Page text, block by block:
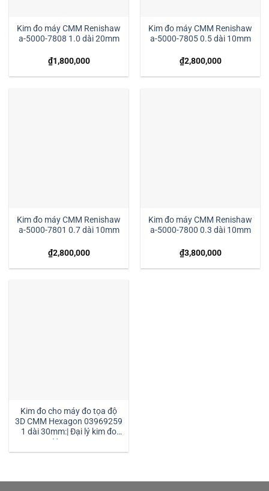
Kim đo máy CMM Renishaw
a-5000-7808 1.0 dài 20mm
₫1,800,000
Kim đo máy CMM Renishaw
a-5000-7805 0.5 dài 10mm
₫2,800,000
Kim đo máy CMM Renishaw
a-5000-7801 0.7 dài 10mm
₫2,800,000
Kim đo máy CMM Renishaw
a-5000-7800 0.3 dài 10mm
₫3,800,000
Kim đo cho máy đo tọa độ
3D CMM Hexagon 03969259
1 dài 30mm:| Đại lý kim đo
Hexagon